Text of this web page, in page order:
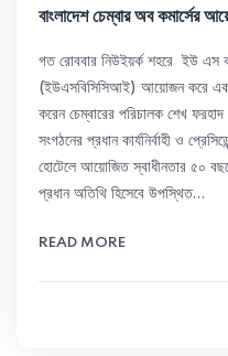
বাংলাদেশ চেম্বার অব কমার্সের
গত রোববার নিউইয়র্ক শহরে ইউ এস
(ইউএসবিসিসিআই) আয়োজন করে এক
করেন চেম্বারের পরিচালক শেখ
সংগঠনের প্রধান কার্যনির্বাহী ও
হোটেলে আয়োজিত স্বাধীনতার ৫০
প্রধান অতিথি হিসেবে উপস্থিত…
READ MORE